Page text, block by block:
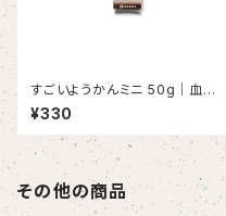
すごいようかんミニ 50g｜血糖
値・骨が気になる方に｜難消化
性デキストリン配合
¥330
その他の商品